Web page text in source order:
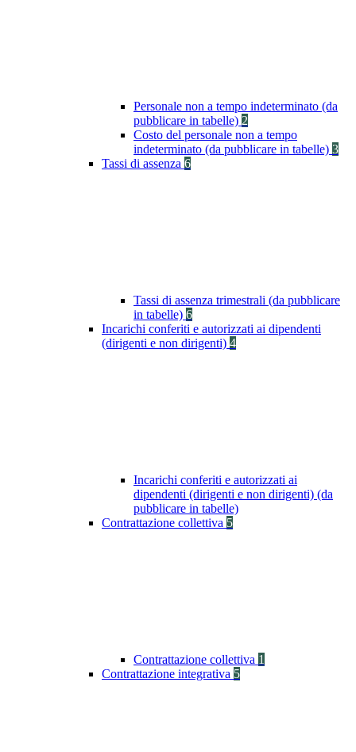
Personale non a tempo indeterminato (da
pubblicare in tabelle) 2
Costo del personale non a tempo
indeterminato (da pubblicare in tabelle) 3
Tassi di assenza 6
Tassi di assenza trimestrali (da pubblicare
in tabelle) 6
Incarichi conferiti e autorizzati ai dipendenti
(dirigenti e non dirigenti) 4
Incarichi conferiti e autorizzati ai
dipendenti (dirigenti e non dirigenti) (da
pubblicare in tabelle)
Contrattazione collettiva 5
Contrattazione collettiva 1
Contrattazione integrativa 5